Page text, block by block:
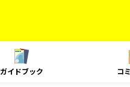
ガイドブック コ